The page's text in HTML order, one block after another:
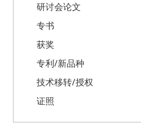
研讨会论文
专书
获奖
专利/新品种
技术移转/授权
证照